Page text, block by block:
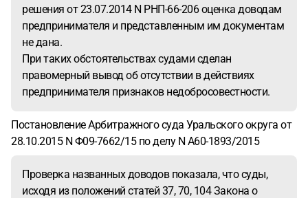
решения от 23.07.2014 N РНП-66-206 оценка доводам
предпринимателя и представленным им документам
не дана.
При таких обстоятельствах судами сделан
правомерный вывод об отсутствии в действиях
предпринимателя признаков недобросовестности.
Постановление Арбитражного суда Уральского округа от
28.10.2015 N Ф09-7662/15 по делу N А60-1893/2015
Проверка названных доводов показала, что суды,
исходя из положений статей 37, 70, 104 Закона о